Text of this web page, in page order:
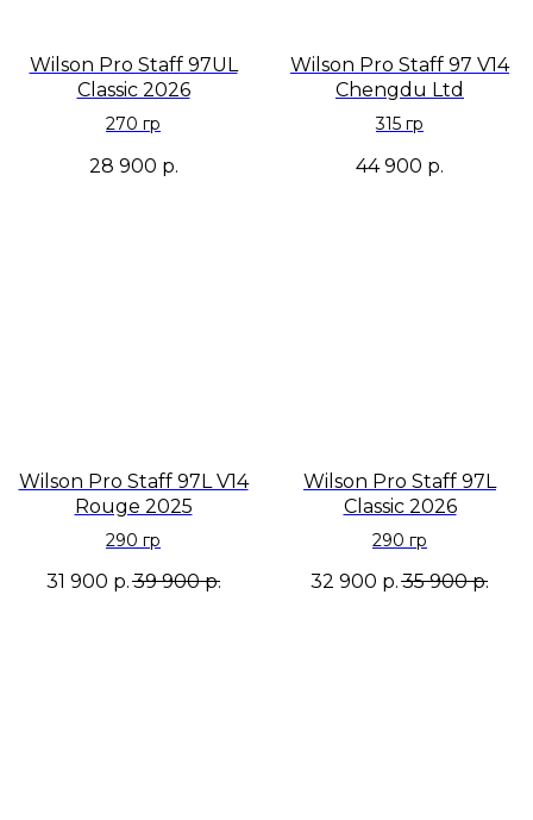
Wilson Pro Staff 97UL
Classic 2026
270 гр
28 900 р.
Wilson Pro Staff 97 V14
Chengdu Ltd
315 гр
44 900 р.
Wilson Pro Staff 97L V14
Rouge 2025
290 гр
31 900 р.39 900 р.
Wilson Pro Staff 97L
Classic 2026
290 гр
32 900 р. 35 900 р.